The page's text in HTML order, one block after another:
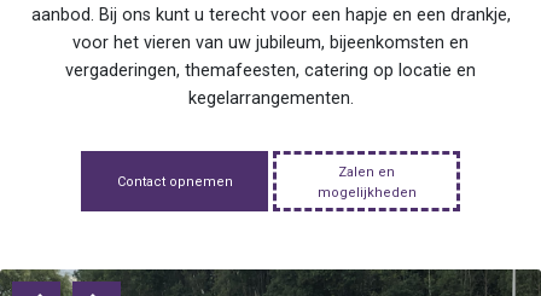
aanbod. Bij ons kunt u terecht voor een hapje en een drankje,
voor het vieren van uw jubileum, bijeenkomsten en
vergaderingen, themafeesten, catering op locatie en
kegelarrangementen.
Contact opnemen
Zalen en
mogelijkheden